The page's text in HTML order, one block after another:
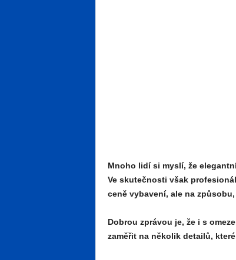
Mnoho lidí si myslí, že
Ve skutečnosti však
ceně vybavení, ale na
Dobrou zprávou je, že i s
zaměřit na několik detailů,